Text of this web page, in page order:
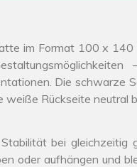
im Format 100 x
Die schwarze
Rückseite neutral
bei gleichzeitig
oder aufhängen und